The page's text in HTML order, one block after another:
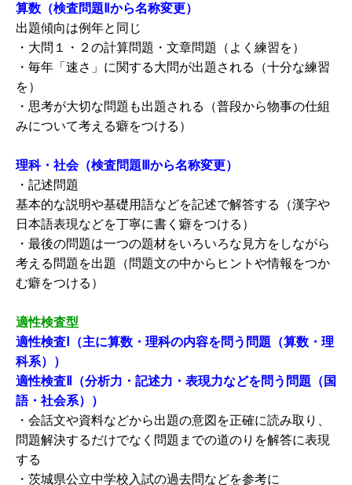
算数（検査問題Ⅱから名称変更）
出題傾向は例年と同じ
・大問１・２の計算問題・文章問題（よく練習を）
・毎年「速さ」に関する大問が出題される（十分な練習
を）
・思考が大切な問題も出題される（普段から物事の仕組
みについて考える癖をつける）
理科・社会（検査問題Ⅲから名称変更）
・記述問題
基本的な説明や基礎用語などを記述で解答する（漢字や
日本語表現などを丁寧に書く癖をつける）
・最後の問題は一つの題材をいろいろな見方をしながら
考える問題を出題（問題文の中からヒントや情報をつか
む癖をつける）
適性検査型
適性検査Ⅰ（主に算数・理科の内容を問う問題（算数・理
科系））
適性検査Ⅱ（分析力・記述力・表現力などを問う問題（国
語・社会系））
・会話文や資料などから出題の意図を正確に読み取り、
問題解決するだけでなく問題までの道のりを解答に表現
する
・茨城県公立中学校入試の過去問などを参考に